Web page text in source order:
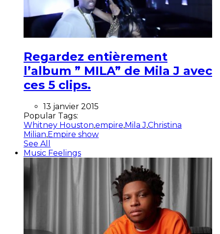
Regardez entièrement
l’album ” MILA” de Mila J avec
ces 5 clips.
13 janvier 2015
Popular Tags:
Whitney Houston,empire,Mila J,Christina
Milian,Empire show
See All
Music Feelings